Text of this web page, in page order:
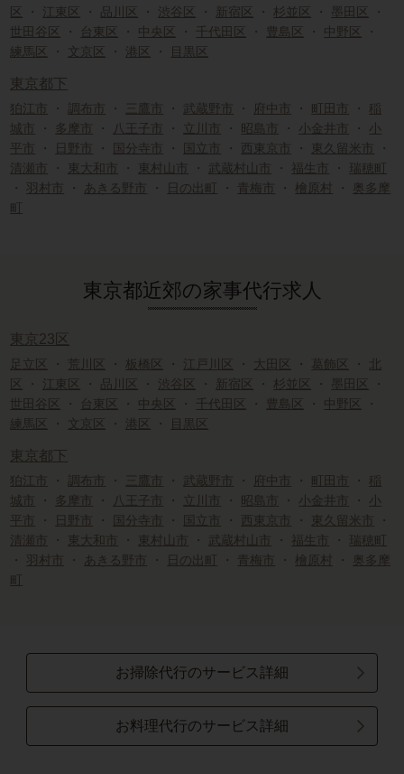
区
・ 江東区 ・ 品川区 ・ 渋谷区 ・ 新宿区 ・杉並区 ・ 墨田区
・
世田谷区
・ 台東区 ・ 中央区 ・ 千代田区 ・ 豊島区 ・ 中野区
・
練馬区
・ 文京区 ・ 港区 ・ 目黒区
東京都下
狛江市 ・ 調布市 ・ 三鷹市 ・ 武蔵野市 ・ 府中市 ・ 町田市 ・ 稲
城市
・ 多摩市 ・ 八王子市 ・ 立川市 ・ 昭島市 ・ 小金井市 ・ 小
平市
・ 日野市 ・ 国分寺市 ・ 国立市 ・ 西東京市 ・ 東久留米市
・
清瀬市
・ 東大和市 ・ 東村山市 ・ 武蔵村山市 ・ 福生市 ・
瑞穂町
・ 羽村市 ・ あきる野市 ・ 日の出町 ・ 青梅市 ・ 檜原村 ・
奥多摩
町
東京都近郊の家事代行求人
東京23区
足立区 ・ 荒川区 ・ 板橋区 ・ 江戸川区 ・ 大田区 ・ 葛飾区 ・
北
区
・ 江東区 ・ 品川区 ・ 渋谷区 ・ 新宿区 ・ 杉並区 ・ 墨田区
・
世田谷区
・ 台東区 ・ 中央区 ・ 千代田区 ・ 豊島区 ・ 中野区
・
練馬区
・ 文京区 ・ 港区 ・ 目黒区
東京都下
狛江市 ・ 調布市 ・ 三鷹市 ・ 武蔵野市 ・ 府中市 ・ 町田市 ・
稲
城市
・ 多摩市 ・ 八王子市 ・ 立川市 ・ 昭島市 ・ 小金井市 ・ 小
平市
・ 日野市 ・ 国分寺市 ・ 国立市 ・ 西東京市 ・ 東久留米市
・
清瀬市
・ 東大和市 ・ 東村山市 ・ 武蔵村山市 ・ 福生市 ・
瑞穂町
・ 羽村市 ・ あきる野市 ・ 日の出町 ・ 青梅市 ・ 檜原村 ・
奥多摩
町
お掃除代行のサービス詳細
お料理代行のサービス詳細